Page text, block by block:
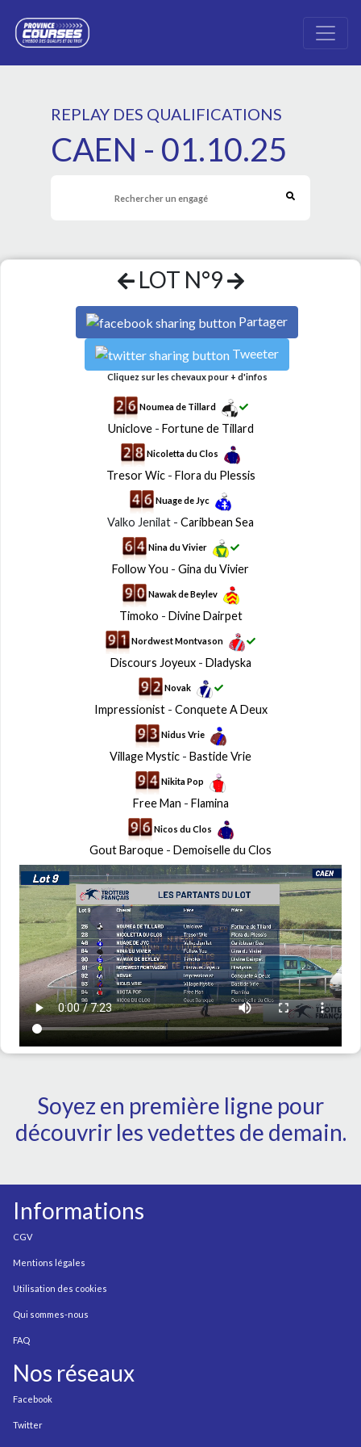
REPLAY DES QUALIFICATIONS
CAEN - 01.10.25
LOT N°9
Partager
Tweeter
Cliquez sur les chevaux pour + d'infos
Noumea de Tillard
Uniclove- Fortune de Tillard
Nicoletta du Clos
Tresor Wic- Flora du Plessis
Nuage de Jyc
Valko Jenilat - Caribbean Sea
Nina du Vivier
Follow You - Gina du Vivier
Nawak de Beylev
Timoko - Divine Dairpet
Nordwest Montvason
Discours Joyeux- Dladyska
Novak
Impressionist- Conquete A Deux
Nidus Vrie
Village Mystic - Bastide Vrie
Nikita Pop
Free Man - Flamina
Nicos du Clos
Gout Baroque - Demoiselle du Clos
Soyez en première ligne pour
découvrir les vedettes de demain.
Informations
CGV
Mentions légales
Utilisation des cookies
Qui sommes-nous
FAQ
Nos réseaux
Facebook
Twitter